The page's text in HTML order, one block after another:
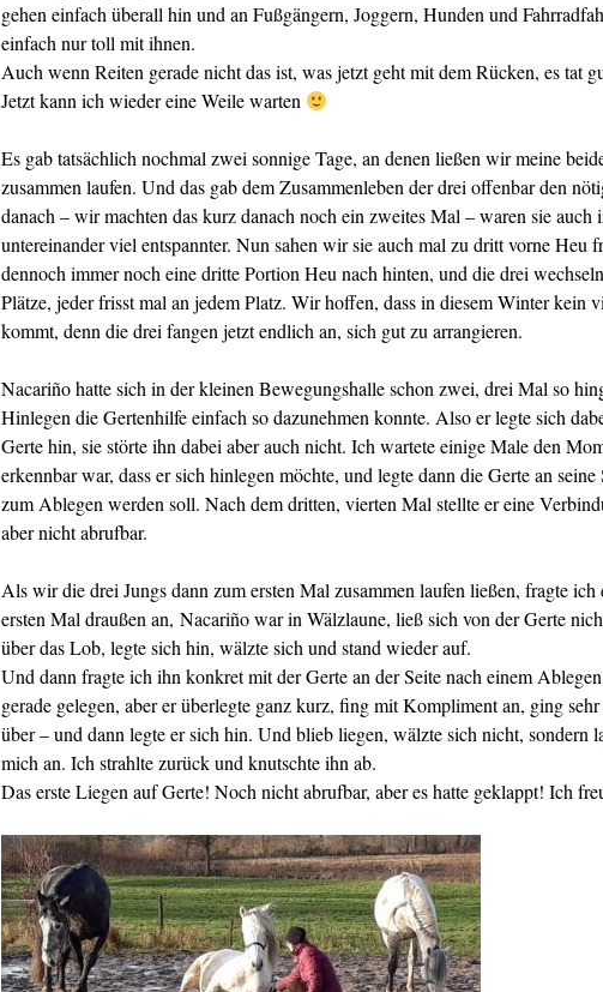
gehen einfach überall hin und an Fußgängern, Joggern, Hunden und
einfach nur toll mit ihnen.
Auch wenn Reiten gerade nicht das ist, was jetzt geht mit dem Rücken, es tat
Jetzt kann ich wieder eine Weile warten
Es gab tatsächlich nochmal zwei sonnige Tage, an denen ließen wir meine
zusammen laufen. Und das gab dem Zusammenleben der drei offenbar den
danach – wir machten das kurz danach noch ein zweites Mal – waren sie auch
untereinander viel entspannter. Nun sahen wir sie auch mal zu dritt vorne Heu
dennoch immer noch eine dritte Portion Heu nach hinten, und die drei
Plätze, jeder frisst mal an jedem Platz. Wir hoffen, dass in diesem Winter kein
kommt, denn die drei fangen jetzt endlich an, sich gut zu arrangieren.
Nacariño hatte sich in der kleinen Bewegungshalle schon zwei, drei Mal so
Hinlegen die Gertenhilfe einfach so dazunehmen konnte. Also er legte sich
Gerte hin, sie störte ihn dabei aber auch nicht. Ich wartete einige Male den
erkennbar war, dass er sich hinlegen möchte, und legte dann die Gerte an
zum Ablegen werden soll. Nach dem dritten, vierten Mal stellte er eine
aber nicht abrufbar.
Als wir die drei Jungs dann zum ersten Mal zusammen laufen ließen, fragte
ersten Mal draußen an, Nacariño war in Wälzlaune, ließ sich von der Gerte
über das Lob, legte sich hin, wälzte sich und stand wieder auf.
Und dann fragte ich ihn konkret mit der Gerte an der Seite nach einem
gerade gelegen, aber er überlegte ganz kurz, fing mit Kompliment an, ging
über – und dann legte er sich hin. Und blieb liegen, wälzte sich nicht, sondern
mich an. Ich strahlte zurück und knutschte ihn ab.
Das erste Liegen auf Gerte! Noch nicht abrufbar, aber es hatte geklappt! Ich